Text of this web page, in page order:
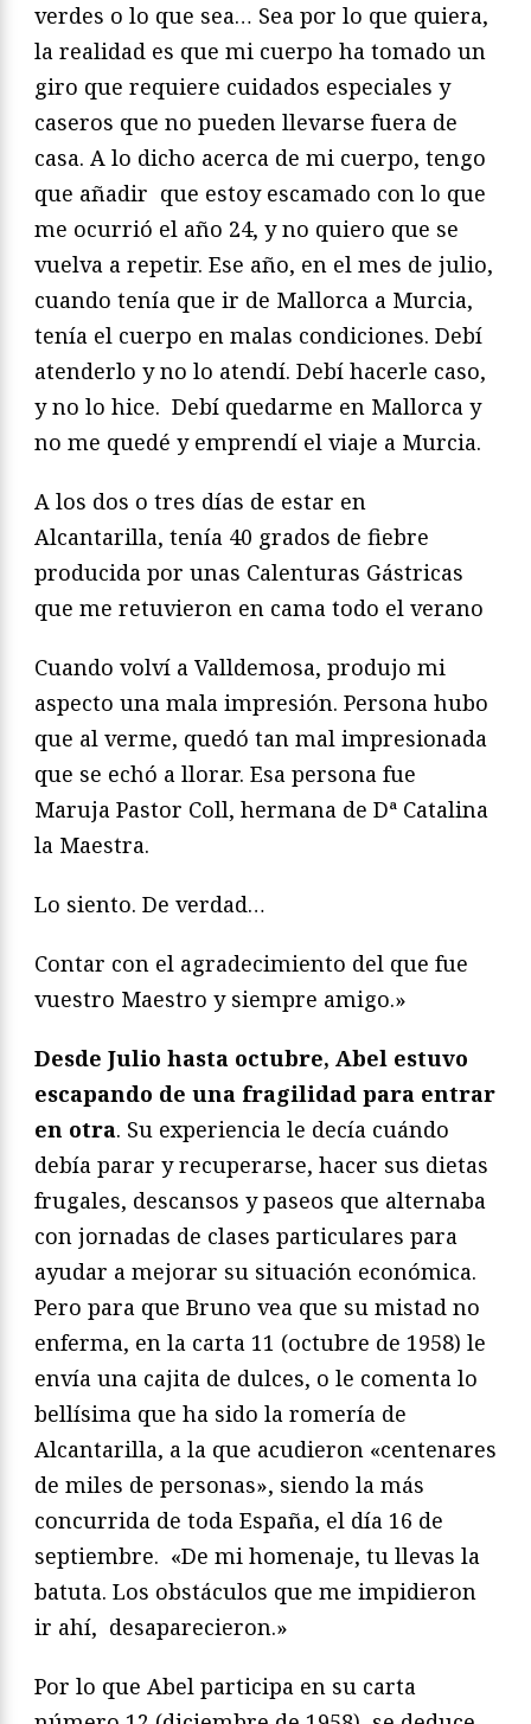
verdes o lo que sea… Sea por lo que quiera,
la realidad es que mi cuerpo ha tomado un
giro que requiere cuidados especiales y
caseros que no pueden llevarse fuera de
casa. A lo dicho acerca de mi cuerpo, tengo
que añadir que estoy escamado con lo que
me ocurrió el año 24, y no quiero que se
vuelva a repetir. Ese año, en el mes de julio,
cuando tenía que ir de Mallorca a Murcia,
tenía el cuerpo en malas condiciones. Debí
atenderlo y no lo atendí. Debí hacerle caso,
y no lo hice. Debí quedarme en Mallorca y
no me quedé y emprendí el viaje a Murcia.
A los dos o tres días de estar en
Alcantarilla, tenía 40 grados de fiebre
producida por unas Calenturas Gástricas
que me retuvieron en cama todo el verano
Cuando volví a Valldemosa, produjo mi
aspecto una mala impresión. Persona hubo
que al verme, quedó tan mal impresionada
que se echó a llorar. Esa persona fue
Maruja Pastor Coll, hermana de Dª Catalina
la Maestra.
Lo siento. De verdad…
Contar con el agradecimiento del que fue
vuestro Maestro y siempre amigo.»
Desde Julio hasta octubre, Abel estuvo
escapando de una fragilidad para entrar
en otra. Su experiencia le decía cuándo
debía parar y recuperarse, hacer sus dietas
frugales, descansos y paseos que alternaba
con jornadas de clases particulares para
ayudar a mejorar su situación económica.
Pero para que Bruno vea que su mistad no
enferma, en la carta 11 (octubre de 1958) le
envía una cajita de dulces, o le comenta lo
bellísima que ha sido la romería de
Alcantarilla, a la que acudieron «centenares
de miles de personas», siendo la más
concurrida de toda España, el día 16 de
septiembre. «De mi homenaje, tu llevas la
batuta. Los obstáculos que me impidieron
ir ahí, desaparecieron.»
Por lo que Abel participa en su carta